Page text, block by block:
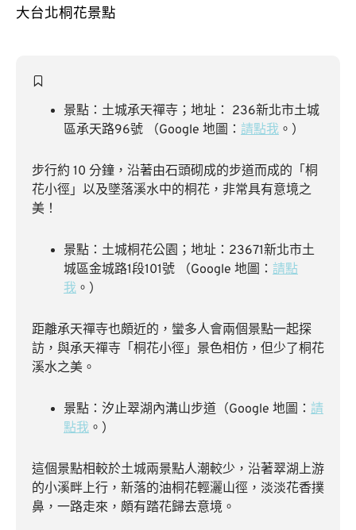
大台北桐花景點
景點：土城承天禪寺；地址： 236新北市土城
區承天路96號 （Google 地圖： 請點我 。）
步行約 10 分鐘，沿著由石頭砌成的步道而成的「桐
花小徑」以及墜落溪水中的桐花，非常具有意境之
美！
景點：土城桐花公園；地址：23671新北市土
城區金城路1段101號 （Google 地圖： 請點
我 。）
距離承天禪寺也頗近的，蠻多人會兩個景點一起探
訪，與承天禪寺「桐花小徑」景色相仿，但少了桐花
溪水之美。
景點：汐止翠湖內溝山步道（Google 地圖： 請
點我 。）
這個景點相較於土城兩景點人潮較少，沿著翠湖上游
的小溪畔上行，新落的油桐花輕灑山徑，淡淡花香撲
鼻，一路走來，頗有踏花歸去意境。